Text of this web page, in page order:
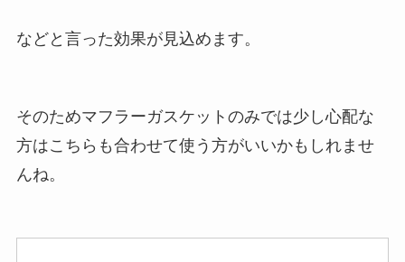
などと言った効果が見込めます。
そのためマフラーガスケットのみでは少し心配な
方はこちらも合わせて使う方がいいかもしれませ
んね。